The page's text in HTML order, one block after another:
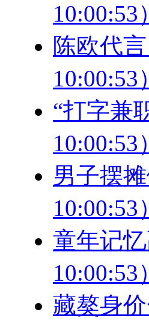
10:00:53）
陈欧代
10:00:53）
“打字兼
10:00:53）
男子摆
10:00:53）
童年记
10:00:53）
藏獒身